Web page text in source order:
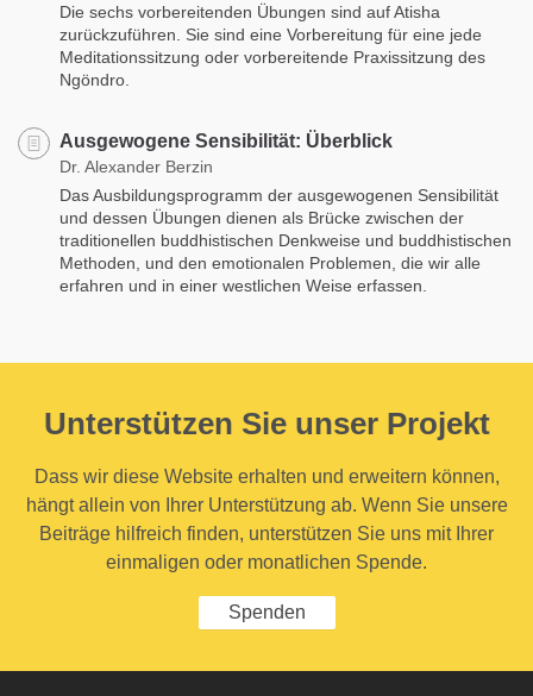
Die sechs vorbereitenden Übungen sind auf Atisha
zurückzuführen. Sie sind eine Vorbereitung für eine jede
Meditationssitzung oder vorbereitende Praxissitzung des
Ngöndro.
Ausgewogene Sensibilität: Überblick
Dr. Alexander Berzin
Das Ausbildungsprogramm der ausgewogenen Sensibilität
und dessen Übungen dienen als Brücke zwischen der
traditionellen buddhistischen Denkweise und buddhistischen
Methoden, und den emotionalen Problemen, die wir alle
erfahren und in einer westlichen Weise erfassen.
Unterstützen Sie unser Projekt
Dass wir diese Website erhalten und erweitern können,
hängt allein von Ihrer Unterstützung ab. Wenn Sie unsere
Beiträge hilfreich finden, unterstützen Sie uns mit Ihrer
einmaligen oder monatlichen Spende.
Spenden